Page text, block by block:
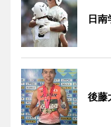
日
後藤